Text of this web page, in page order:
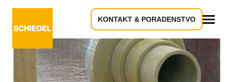
KONTAKT & PORADENSTVO